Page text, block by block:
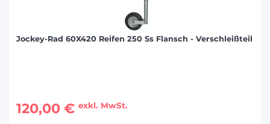
Jockey-Rad 60X420 Reifen 250 Ss Flansch - Verschleißteil
120,00 € exkl. MwSt.